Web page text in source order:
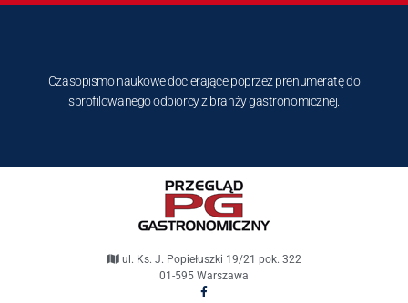
Czasopismo naukowe docierające poprzez prenumeratę do
sprofilowanego odbiorcy z branży gastronomicznej.
ul. Ks. J. Popiełuszki 19/21 pok. 322
01-595 Warszawa